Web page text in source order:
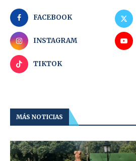
FACEBOOK
INSTAGRAM
TIKTOK
MÁS NOTICIAS